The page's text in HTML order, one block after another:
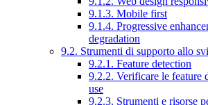
9.1.3. Mobile first
9.1.4. Progressive
degradation
9.2. Strumenti di supporto allo
9.2.1. Feature detection
9.2.2. Verificare le feature
use
9.2.3. Strumenti e risorse